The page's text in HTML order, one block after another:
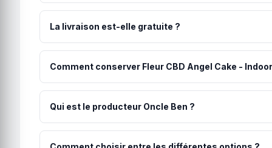
Votre commande est expédiée sous 48h par Oncle
numéro de suivi vous est communiqué par email.
La livraison est-elle gratuite ?
Les frais de port sont de 4.90€. La livraison est
Comment conserver Fleur CBD Angel Cake -
Pour préserver toutes les qualités de Fleur CBD
conservation permet de maintenir les arômes, la
Qui est le producteur Oncle Ben ?
Producteur local de fleur CBD dans les Hauts de